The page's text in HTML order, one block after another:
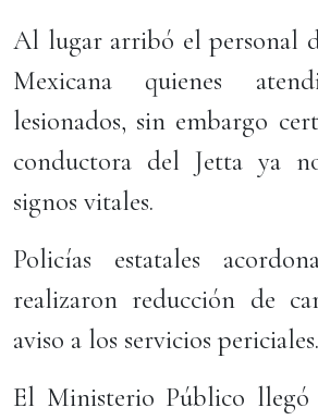
Al lugar arribó el personal
Mexicana quienes
lesionados, sin embargo
conductora del Jetta ya
signos vitales.
Policías estatales
realizaron reducción de
aviso a los servicios periciales.
El Ministerio Público